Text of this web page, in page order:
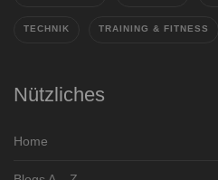
TECHNIK TRAINING & FITNESS
Nützliches
Home